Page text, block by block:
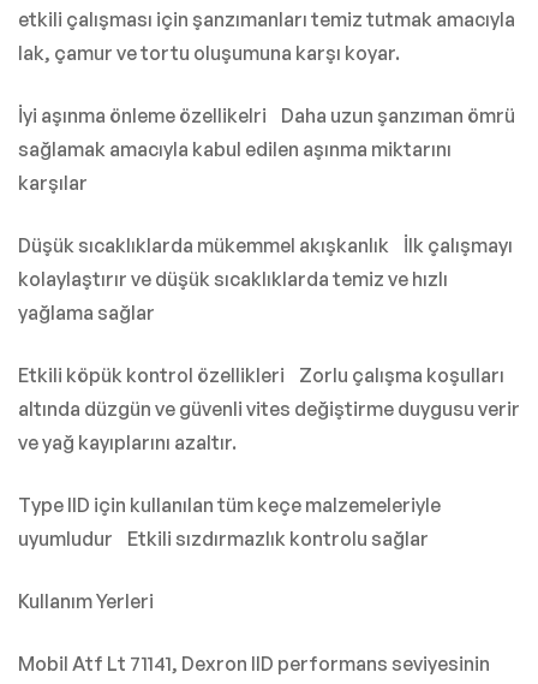
etkili çalışması için şanzımanları temiz tutmak amacıyla
lak, çamur ve tortu oluşumuna karşı koyar.
İyi aşınma önleme özellikelri Daha uzun şanzıman ömrü
sağlamak amacıyla kabul edilen aşınma miktarını
karşılar
Düşük sıcaklıklarda mükemmel akışkanlık İlk çalışmayı
kolaylaştırır ve düşük sıcaklıklarda temiz ve hızlı
yağlama sağlar
Etkili köpük kontrol özellikleri Zorlu çalışma koşulları
altında düzgün ve güvenli vites değiştirme duygusu verir
ve yağ kayıplarını azaltır.
Type IID için kullanılan tüm keçe malzemeleriyle
uyumludur Etkili sızdırmazlık kontrolu sağlar
Kullanım Yerleri
Mobil Atf Lt 71141, Dexron IID performans seviyesinin